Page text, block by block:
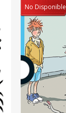
No Disponible